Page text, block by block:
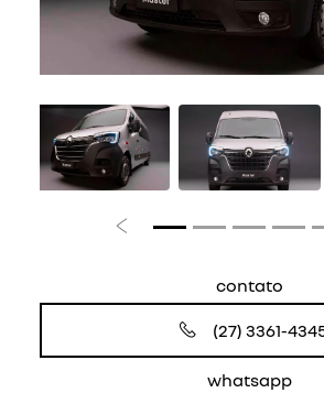
Anterior
contato
(27) 3361-
whatsapp